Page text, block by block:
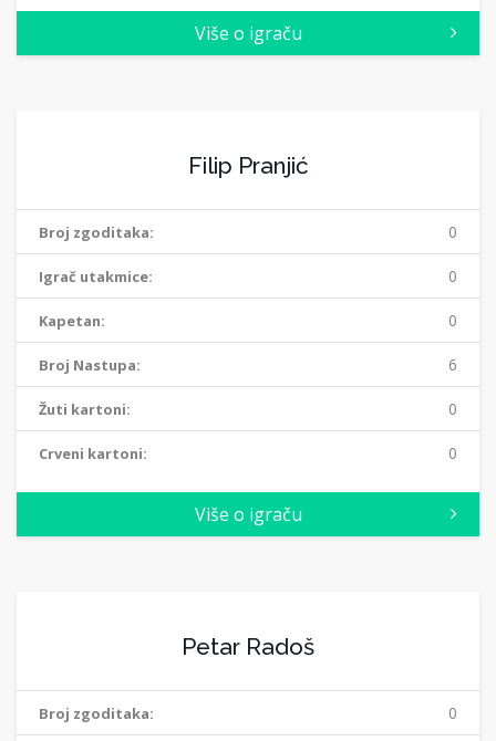
Više o igraču
Filip Pranjić
Broj zgoditaka: 0
Igrač utakmice: 0
Kapetan: 0
Broj Nastupa: 6
Žuti kartoni: 0
Crveni kartoni: 0
Više o igraču
Petar Radoš
Broj zgoditaka: 0